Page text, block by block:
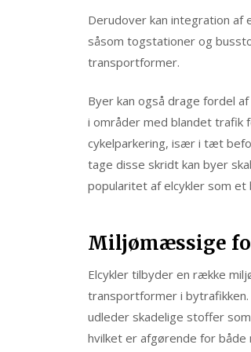
Derudover kan integration af
såsom togstationer og
transportformer.
Byer kan også drage fordel
i områder med blandet trafik
cykelparkering, især i tæt
tage disse skridt kan byer
popularitet af elcykler som
Miljømæssige
Elcykler tilbyder en række
transportformer i
udleder skadelige stoffer
hvilket er afgørende for